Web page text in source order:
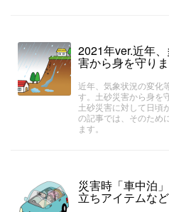
2021年ver.近年
害から身を守りま
近年、気象状況の変化
す。土砂災害から身を
土砂災害に対して日頃
の記事では、そのため
ます。
災害時「車中泊
立ちアイテムな